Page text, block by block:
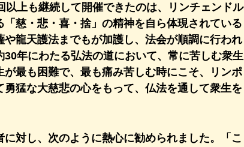
以上も継続して開催できたのは、リンチェンドル
慈・悲・喜・捨」の精神を自ら体現されている
龍天護法までもが加護し、法会が順調に行われ
年にわたる弘法の道において、常に苦しむ衆生
最も困難で、最も痛み苦しむ時にこそ、リンポ
猛な大慈悲の心をもって、仏法を通して衆生を
対し、次のように熱心に勧められました。「こ